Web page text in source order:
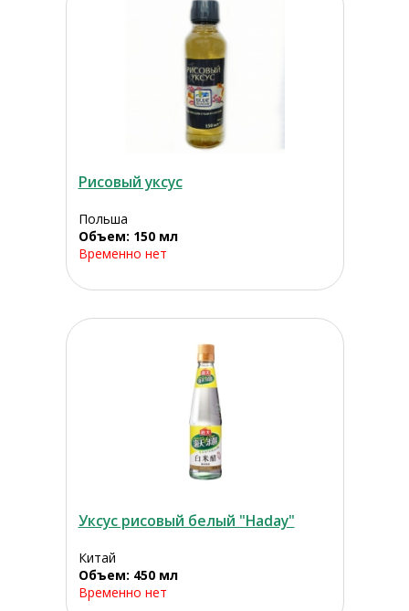
Рисовый уксус
Польша
Объем: 150 мл
Временно нет
Уксус рисовый белый "Haday"
Китай
Объем: 450 мл
Временно нет